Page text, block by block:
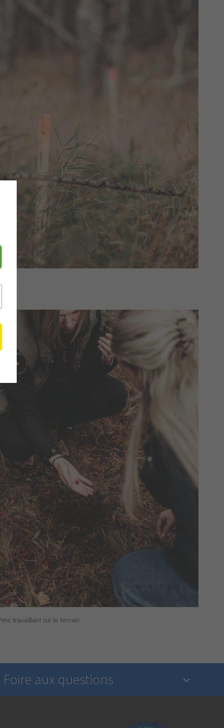
travaillant sur le terrain
Foire aux questions